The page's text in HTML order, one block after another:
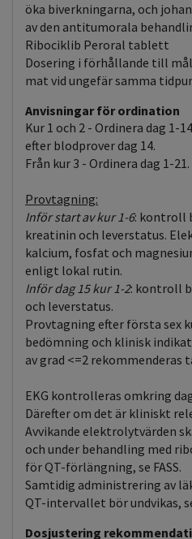
öka biverkningarna, och
av den antitumorala
Ribociklib Peroral tablett
Dosering i förhållande till
mat vid ungefär samma
Anvisningar för ordination
Kur 1 och 2 - Ordinera dag 1-
efter blodprover dag 14.
Från kur 3 - Ordinera dag 1-21.
Provtagning:
Inför start av kur 1-6: kontroll
kreatinin och leverstatus.
kalcium, fosfat och
enligt lokal rutin.
Inför dag 15 kur 1-2: kontroll
och leverstatus.
Provtagning efter första sex
bedömning och klinisk
av grad <=2 rekommenderas
EKG kontrolleras omkring
Därefter om det är kliniskt
Avvikande elektrolytvärden
och under behandling med
för QT-förlängning, se FASS.
Samtidig administrering av
QT-intervallet bör undvikas,
Dosjustering